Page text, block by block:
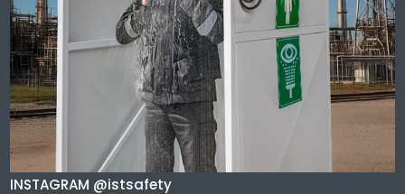
INSTAGRAM @istsafety